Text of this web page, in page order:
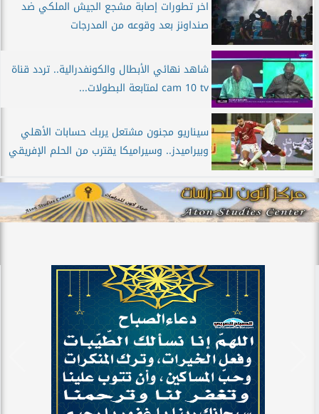
اخر تطورات إصابة مشجع الجيش الملكي ضد
صنداونز بعد وقوعه من المدرجات
شاهد نهائي الأبطال والكونفدرالية.. تردد قناة
cam 10 tv لمتابعة البطولات...
سيناريو مجنون مشتعل يربك حسابات الأهلي
وبيراميدز.. وسيراميكا يقترب من الحلم الإفريقي